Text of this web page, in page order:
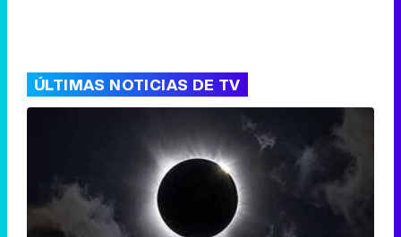
ÚLTIMAS NOTICIAS DE TV